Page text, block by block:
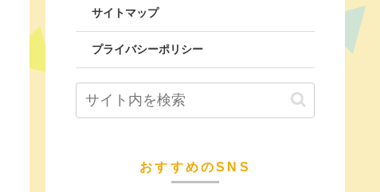
サイトマップ
プライバシーポリシー
おすすめのSNS